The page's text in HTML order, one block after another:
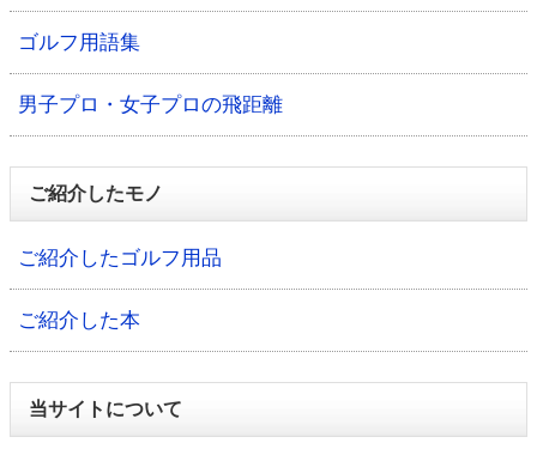
ゴルフ用語集
男子プロ・女子プロの飛距離
ご紹介したモノ
ご紹介したゴルフ用品
ご紹介した本
当サイトについて